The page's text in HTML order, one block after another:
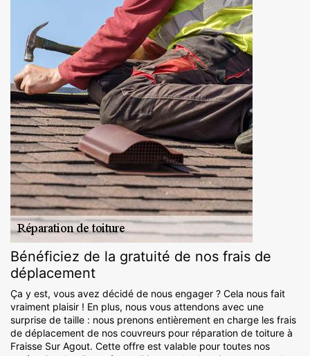
Bénéficiez de la gratuité de nos frais de
déplacement
Ça y est, vous avez décidé de nous engager ? Cela nous fait
vraiment plaisir ! En plus, nous vous attendons avec une
surprise de taille : nous prenons entièrement en charge les frais
de déplacement de nos couvreurs pour réparation de toiture à
Fraisse Sur Agout. Cette offre est valable pour toutes nos